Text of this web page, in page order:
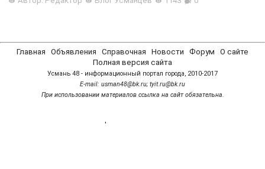
Главная Объявления Справочная Новости Форум
О сайте
Полная версия сайта
Усмань 48 - информационный портал города, 2010-2017
Е-mail: usman48@bk.ru; tyit.ru@bk.ru
При использовании материалов ссылка на сайт обязательна.
'